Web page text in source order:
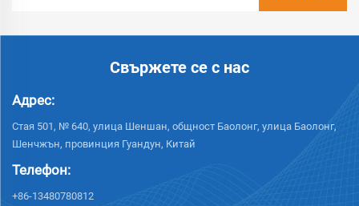
Свържете се с нас
Адрес:
Стая 501, № 640, улица Шеншан, общност Баолонг, улица Баолонг,
Шенчжън, провинция Гуандун, Китай
Телефон:
+86-13480780812